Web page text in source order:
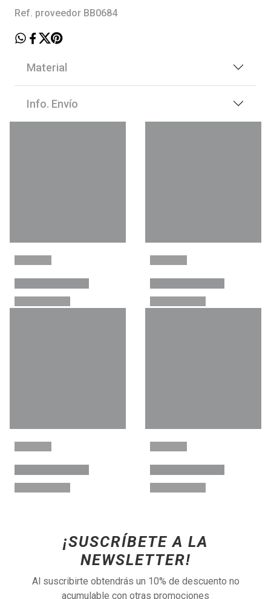
Ref. proveedor BB0684
Material
Info. Envío
¡SUSCRÍBETE A LA
NEWSLETTER!
Al suscribirte obtendrás un 10% de descuento no
acumulable con otras promociones